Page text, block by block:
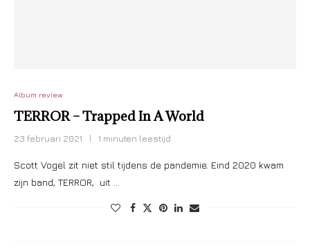
Album review
TERROR – Trapped In A World
23 februari 2021 1 minuten leestijd
Scott Vogel zit niet stil tijdens de pandemie. Eind 2020 kwam
zijn band, TERROR, uit …